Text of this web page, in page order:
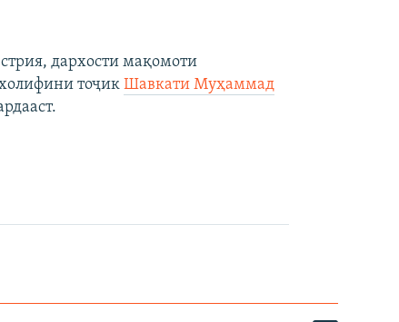
дархости мақомоти
тоҷик Шавкати Муҳаммад